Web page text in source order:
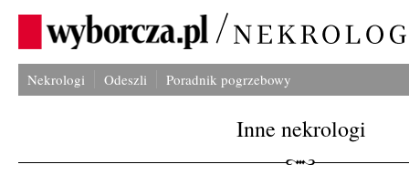
Nekrologi Odeszli Poradnik pogrzebowy
Inne nekrologi